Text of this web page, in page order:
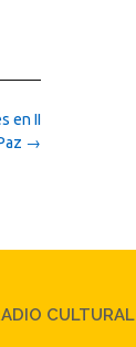
en II
→
CULTURAL